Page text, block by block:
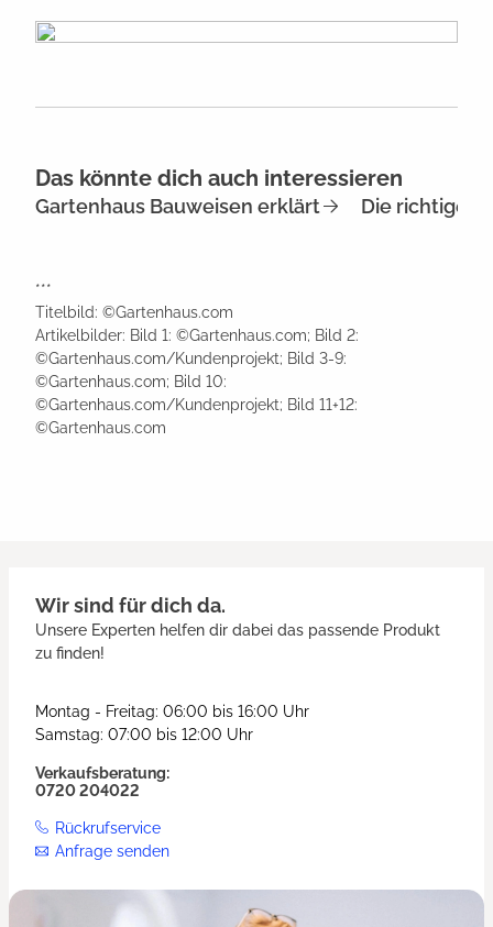
Das könnte dich auch interessieren
Gartenhaus Bauweisen erklärt Die richtige
***
Titelbild: ©Gartenhaus.com
Artikelbilder: Bild 1: ©Gartenhaus.com; Bild 2:
©Gartenhaus.com/Kundenprojekt; Bild 3-9:
©Gartenhaus.com; Bild 10:
©Gartenhaus.com/Kundenprojekt; Bild 11+12:
©Gartenhaus.com
Wir sind für dich da.
Unsere Experten helfen dir dabei das passende Produkt
zu finden!
Montag - Freitag: 06:00 bis 16:00 Uhr
Samstag: 07:00 bis 12:00 Uhr
Verkaufsberatung:
0720 204022
Rückrufservice
Anfrage senden